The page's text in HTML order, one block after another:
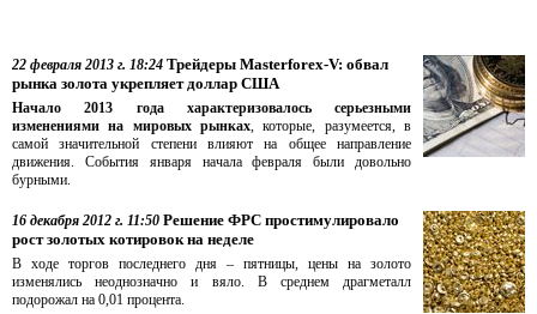
22 февраля 2013 г. 18:24 Трейдеры Masterforex-V: обвал
рынка золота укрепляет доллар США
Начало 2013 года характеризовалось серьезными
изменениями на мировых рынках, которые, разумеется, в
самой значительной степени влияют на общее направление
движения. События января начала февраля были довольно
бурными.
16 декабря 2012 г. 11:50 Решение ФРС простимулировало
рост золотых котировок на неделе
В ходе торгов последнего дня – пятницы, цены на золото
изменялись неоднозначно и вяло. В среднем драгметалл
подорожал на 0,01 процента.